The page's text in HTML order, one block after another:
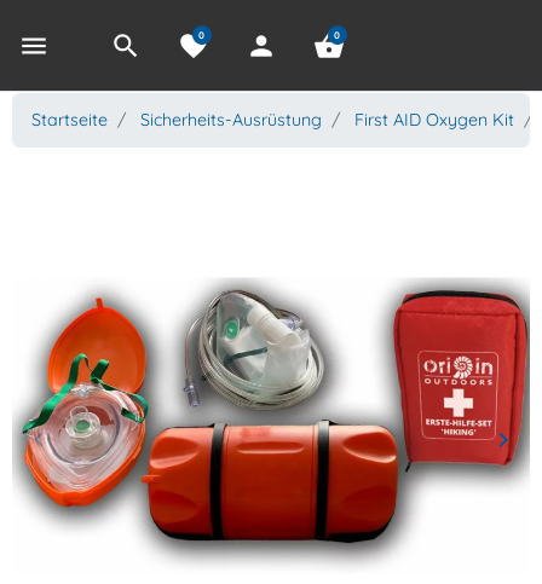
menu search favorite
0 person shopping_basket
0
Startseite Sicherheits-Ausrüstung First AID Oxygen Kit
Zurück
keyboard_arrow_left keyboard_arrow_right